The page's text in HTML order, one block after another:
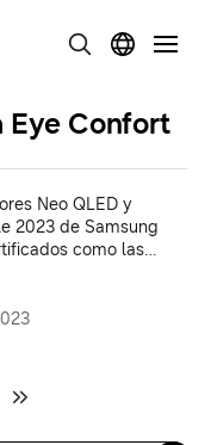
Eye Confort
Neo QLED y
2023 de Samsung
como las
circadiano